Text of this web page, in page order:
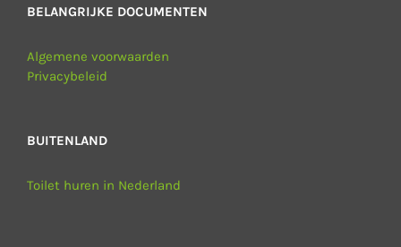
BELANGRIJKE DOCUMENTEN
Algemene voorwaarden
Privacybeleid
BUITENLAND
Toilet huren in Nederland